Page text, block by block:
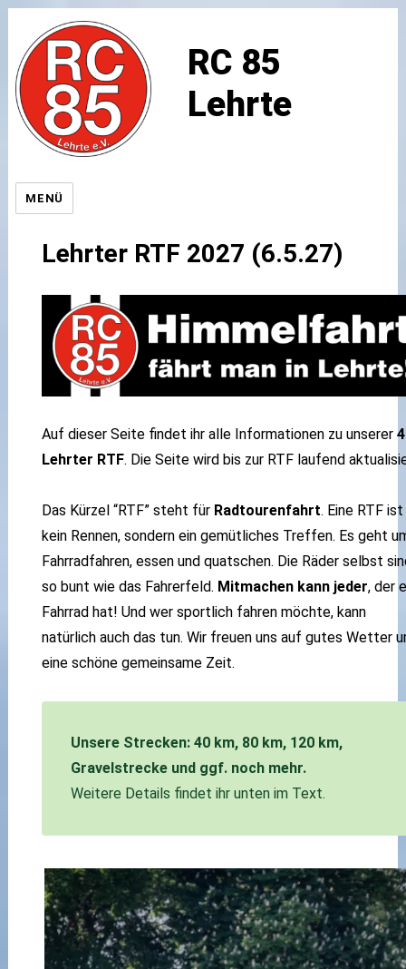
RC 85
Lehrte
MENÜ
Lehrter RTF 2027 (6.5.27)
Auf dieser Seite findet ihr alle Informationen zu unserer
Lehrter RTF. Die Seite wird bis zur RTF laufend
Das Kürzel “RTF” steht für Radtourenfahrt. Eine RTF ist
kein Rennen, sondern ein gemütliches Treffen. Es geht
Fahrradfahren, essen und quatschen. Die Räder selbst
so bunt wie das Fahrerfeld. Mitmachen kann jeder, der
Fahrrad hat! Und wer sportlich fahren möchte, kann
natürlich auch das tun. Wir freuen uns auf gutes Wetter
eine schöne gemeinsame Zeit.
Unsere Strecken: 40 km, 80 km, 120 km,
Gravelstrecke und ggf. noch mehr.
Weitere Details findet ihr unten im Text.